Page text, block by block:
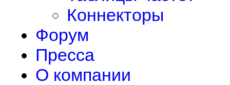
Коннекторы
Форум
Пресса
О компании